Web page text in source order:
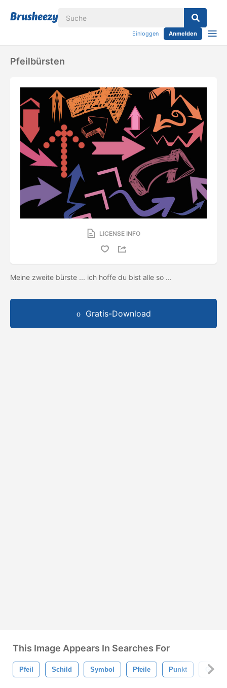
Einloggen Anmelden
Pfeilbürsten
LICENSE INFO
Meine zweite bürste ... ich hoffe du bist alle so ...
Gratis-Download
This Image Appears In Searches For
Pfeil Schild Symbol Pfeile Punkt